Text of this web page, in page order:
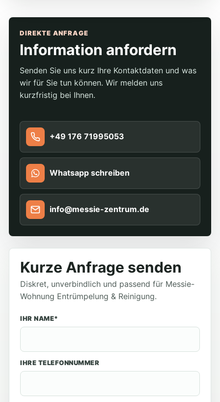
DIREKTE ANFRAGE
Information anfordern
Senden Sie uns kurz Ihre Kontaktdaten und was
wir für Sie tun können. Wir melden uns
kurzfristig bei Ihnen.
+49 176 71995053
Whatsapp schreiben
info@messie-zentrum.de
Kurze Anfrage senden
Diskret, unverbindlich und passend für Messie-
Wohnung Entrümpelung & Reinigung.
IHR NAME*
IHRE TELEFONNUMMER